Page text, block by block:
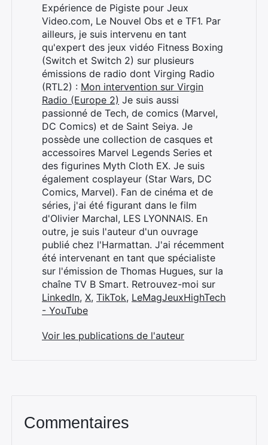
Expérience de Pigiste pour Jeux
Video.com, Le Nouvel Obs et e TF1. Par
ailleurs, je suis intervenu en tant
qu'expert des jeux vidéo Fitness Boxing
(Switch et Switch 2) sur plusieurs
émissions de radio dont Virging Radio
(RTL2) : Mon intervention sur Virgin
Radio (Europe 2) Je suis aussi
passionné de Tech, de comics (Marvel,
DC Comics) et de Saint Seiya. Je
possède une collection de casques et
accessoires Marvel Legends Series et
des figurines Myth Cloth EX. Je suis
également cosplayeur (Star Wars, DC
Comics, Marvel). Fan de cinéma et de
séries, j'ai été figurant dans le film
d'Olivier Marchal, LES LYONNAIS. En
outre, je suis l'auteur d'un ouvrage
publié chez l'Harmattan. J'ai récemment
été intervenant en tant que spécialiste
sur l'émission de Thomas Hugues, sur la
chaîne TV B Smart. Retrouvez-moi sur
LinkedIn, X, TikTok, LeMagJeuxHighTech
- YouTube
Voir les publications de l'auteur
Commentaires